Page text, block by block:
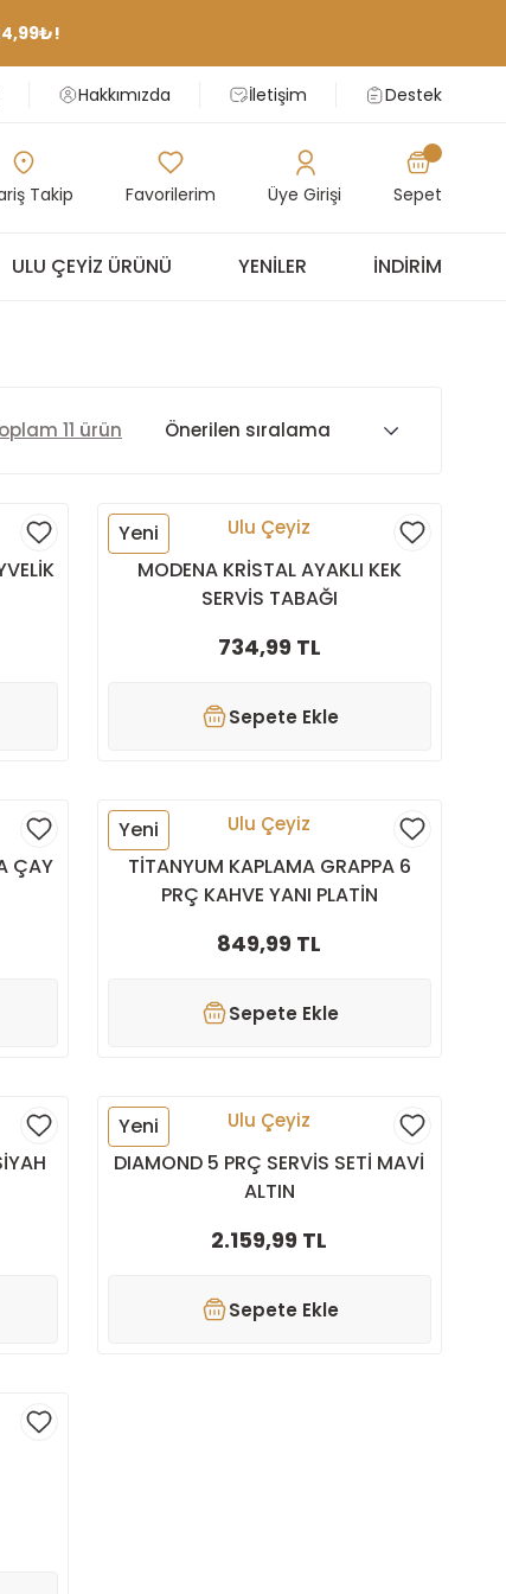
Hakkımızda İletişim Destek
Takip Favorilerim Üye Girişi Sepet
ULU ÇEYIZ ÜRÜNÜ YENILER İNDIRIM
11 ürün
Yeni Ulu Çeyiz
MODENA KRİSTAL AYAKLI KEK
SERVİS TABAĞI
734,99 TL
Sepete Ekle
ÇAY
Yeni Ulu Çeyiz
TİTANYUM KAPLAMA GRAPPA 6
PRÇ KAHVE YANI PLATİN
849,99 TL
Sepete Ekle
Yeni Ulu Çeyiz
DIAMOND 5 PRÇ SERVİS SETİ MAVİ
ALTIN
2.159,99 TL
Sepete Ekle